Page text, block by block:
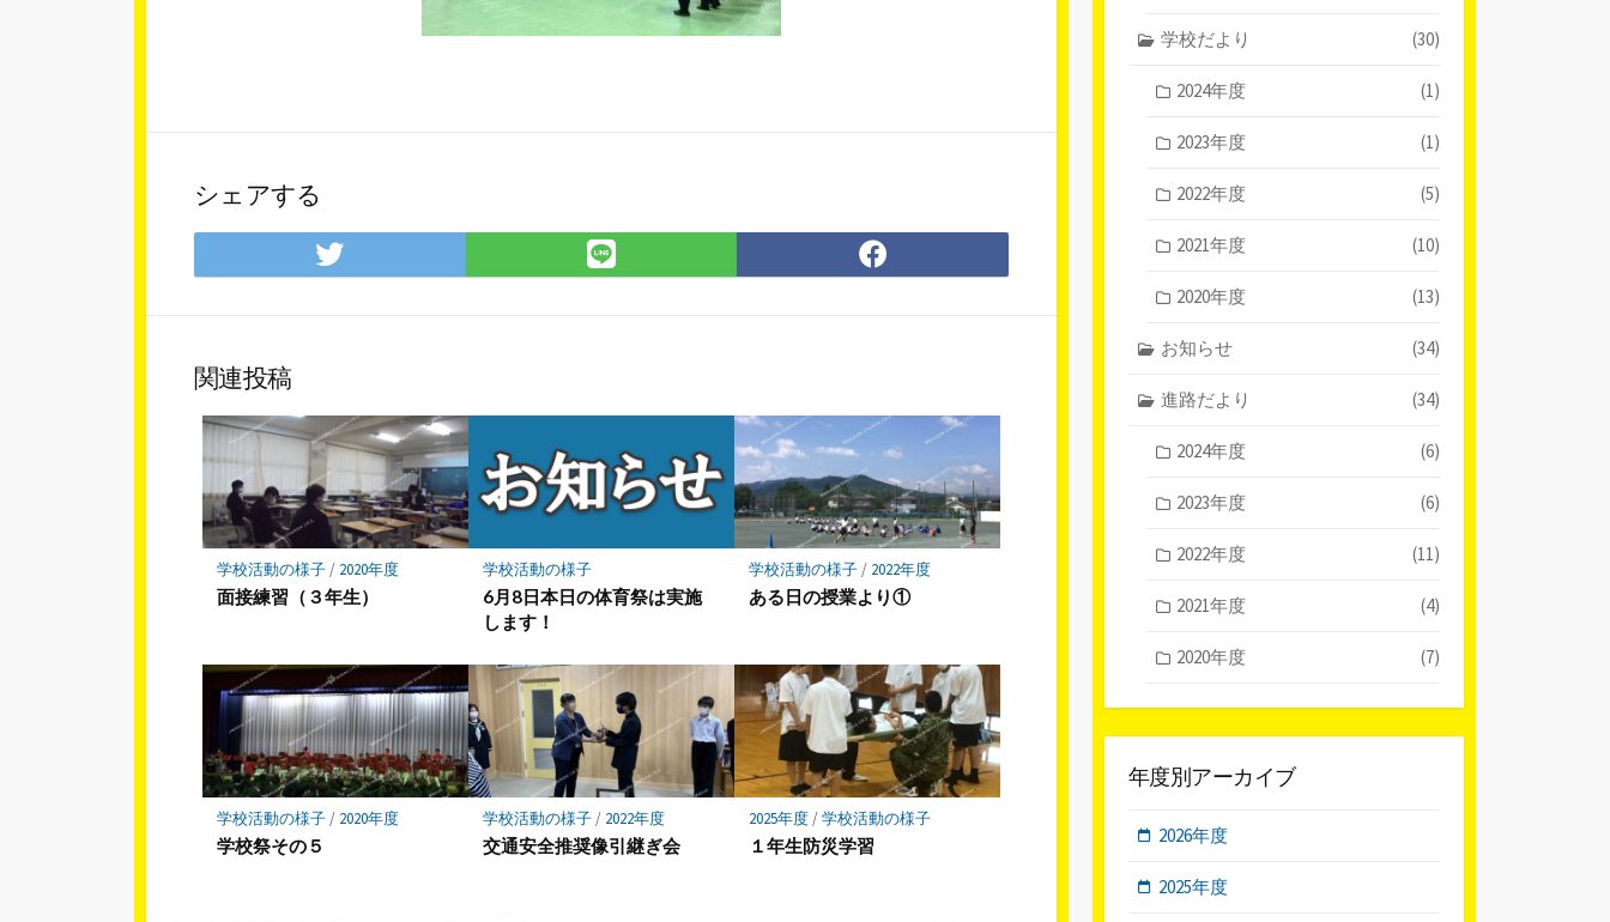
シェアする
Twitter
で
LINE
で
Facebook
で
関連投稿
学校活動の様子/ 2020年度
面接練習（３年生）
学校活動の様子
6月8日本日の体育祭は実施
します！
学校活動の様子/ 2022年度
ある日の授業より①
学校活動の様子/ 2020年度
学校祭その５
学校活動の様子/ 2022年度
交通安全推奨像引継ぎ会
2025年度/学校活動の様子
１年生防災学習
学校だより (30)
2024年度 (1)
2023年度 (1)
2022年度 (5)
2021年度 (10)
2020年度 (13)
お知らせ (34)
進路だより (34)
2024年度 (6)
2023年度 (6)
2022年度 (11)
2021年度 (4)
2020年度 (7)
年度別アーカイブ
2026年度
2025年度